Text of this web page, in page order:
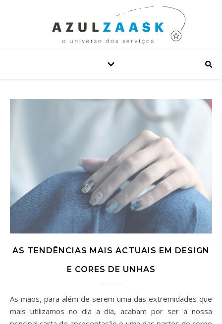
AS TENDÊNCIAS MAIS ACTUAIS EM DESIGN
E CORES DE UNHAS
As mãos, para além de serem uma das extremidades que
mais utilizamos no dia a dia, acabam por ser a nossa